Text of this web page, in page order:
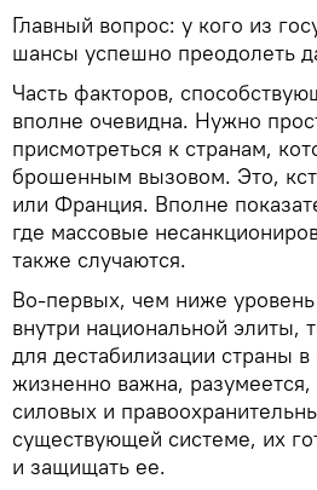
Главный вопрос: у кого из
шансы успешно преодолеть
Часть факторов,
вполне очевидна. Нужно
присмотреться к странам,
брошенным вызовом. Это,
или Франция. Вполне
где массовые
также случаются.
Во-первых, чем ниже
внутри национальной
для дестабилизации страны
жизненно важна, разумеется,
силовых и
существующей системе, их
и защищать ее.